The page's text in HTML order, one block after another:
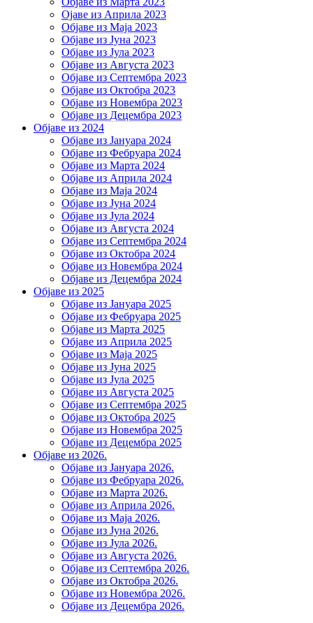
Ојаве из Априла 2023
Објаве из Маја 2023
Објаве из Јуна 2023
Објаве из Јула 2023
Објаве из Августа 2023
Објаве из Септембра 2023
Објаве из Октобра 2023
Објаве из Новембра 2023
Објаве из Децембра 2023
Објаве из 2024
Објаве из Јануара 2024
Објаве из Фебруара 2024
Објаве из Марта 2024
Објаве из Априла 2024
Објаве из Маја 2024
Објаве из Јуна 2024
Објаве из Јула 2024
Објаве из Августа 2024
Објаве из Септембра 2024
Објаве из Октобра 2024
Објаве из Новембра 2024
Објаве из Децембра 2024
Објаве из 2025
Објаве из Јануара 2025
Објаве из Фебруара 2025
Објаве из Марта 2025
Објаве из Априла 2025
Објаве из Маја 2025
Објаве из Јуна 2025
Објаве из Јула 2025
Објаве из Августа 2025
Објаве из Септембра 2025
Објаве из Октобра 2025
Објаве из Новембра 2025
Објаве из Децембра 2025
Објаве из 2026.
Објаве из Јануара 2026.
Објаве из Фебруара 2026.
Објаве из Марта 2026.
Објаве из Априла 2026.
Објаве из Маја 2026.
Објаве из Јуна 2026.
Објаве из Јула 2026.
Објаве из Августа 2026.
Објаве из Септембра 2026.
Објаве из Октобра 2026.
Објаве из Новембра 2026.
Објаве из Децембра 2026.